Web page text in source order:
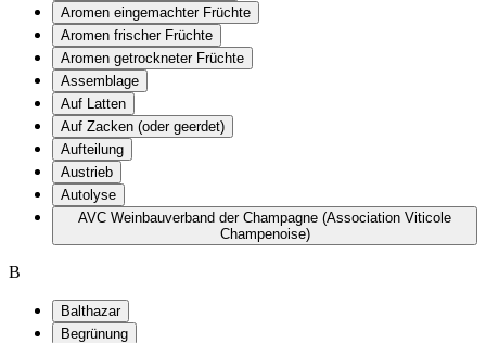
Aromen eingemachter Früchte
Aromen frischer Früchte
Aromen getrockneter Früchte
Assemblage
Auf Latten
Auf Zacken (oder geerdet)
Aufteilung
Austrieb
Autolyse
AVC Weinbauverband der Champagne (Association Viticole
Champenoise)
B
Balthazar
Begrünung